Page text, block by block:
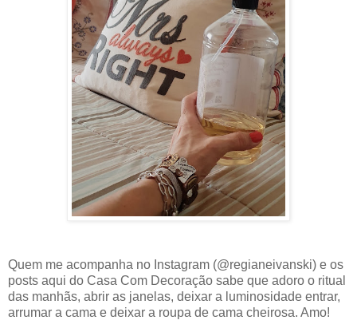
Quem me acompanha no Instagram (@regianeivanski) e os
posts aqui do Casa Com Decoração sabe que adoro o ritual
das manhãs, abrir as janelas, deixar a luminosidade entrar,
arrumar a cama e deixar a roupa de cama cheirosa. Amo!